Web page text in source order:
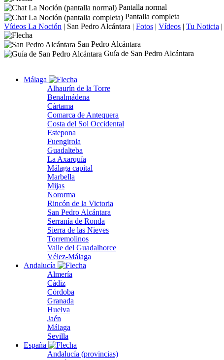
Pantalla normal
Pantalla completa
Vídeos La Noción | San Pedro Alcántara | Fotos | Vídeos | Tu Noticia |
San Pedro Alcántara
Guía de San Pedro Alcántara
Málaga
Alhaurín de la Torre
Benalmádena
Cártama
Comarca de Antequera
Costa del Sol Occidental
Estepona
Fuengirola
Guadalteba
La Axarquía
Málaga capital
Marbella
Mijas
Nororma
Rincón de la Victoria
San Pedro Alcántara
Serranía de Ronda
Sierra de las Nieves
Torremolinos
Valle del Guadalhorce
Vélez-Málaga
Andalucía
Almería
Cádiz
Córdoba
Granada
Huelva
Jaén
Málaga
Sevilla
España
Andalucía (provincias)